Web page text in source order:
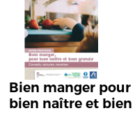
Bien manger pour
bien naître et bien